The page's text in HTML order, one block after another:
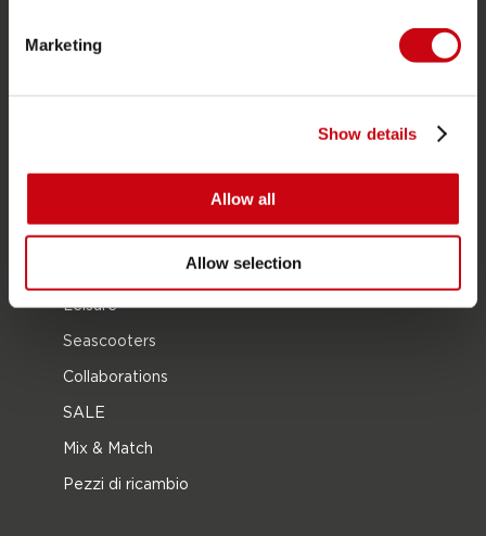
Marketing
Show details
Allow all
Allow selection
Kneeboarding
Carta regalo
Leisure
Seascooters
Collaborations
SALE
Mix & Match
Pezzi di ricambio